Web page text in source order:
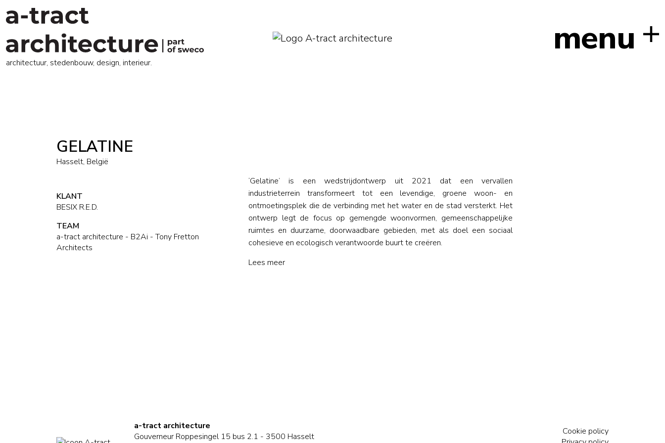
architectuur, stedenbouw, design, interieur.
menu
GELATINE
Hasselt, België
KLANT
BESIX R.E.D.
TEAM
a-tract architecture - B2Ai - Tony Fretton
Architects
‘Gelatine’ is een wedstrijdontwerp uit 2021 dat een vervallen
industrieterrein transformeert tot een levendige, groene woon- en
ontmoetingsplek die de verbinding met het water en de stad versterkt. Het
ontwerp legt de focus op gemengde woonvormen, gemeenschappelijke
ruimtes en duurzame, doorwaadbare gebieden, met als doel een sociaal
cohesieve en ecologisch verantwoorde buurt te creëren.
Lees meer
a-tract architecture
Gouverneur Roppesingel 15 bus 2.1 - 3500 Hasselt
Cookie policy